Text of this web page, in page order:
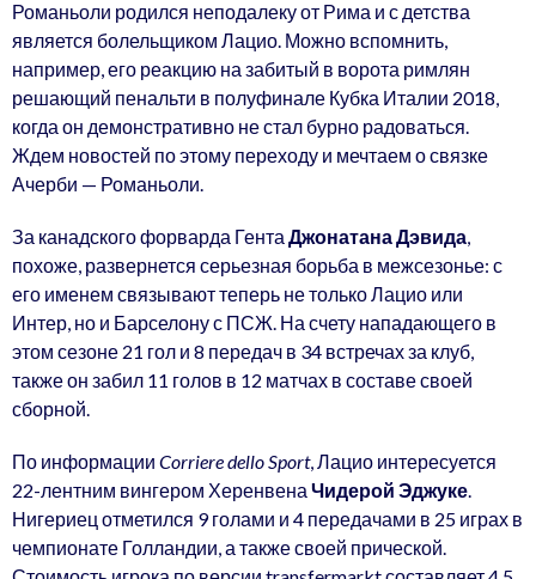
Романьоли родился неподалеку от Рима и с детства
является болельщиком Лацио. Можно вспомнить,
например, его реакцию на забитый в ворота римлян
решающий пенальти в полуфинале Кубка Италии 2018,
когда он демонстративно не стал бурно радоваться.
Ждем новостей по этому переходу и мечтаем о связке
Ачерби — Романьоли.
За канадского форварда Гента Джонатана Дэвида,
похоже, развернется серьезная борьба в межсезонье: с
его именем связывают теперь не только Лацио или
Интер, но и Барселону с ПСЖ. На счету нападающего в
этом сезоне 21 гол и 8 передач в 34 встречах за клуб,
также он забил 11 голов в 12 матчах в составе своей
сборной.
По информации Corriere dello Sport, Лацио интересуется
22-лентним вингером Херенвена Чидерой Эджуке.
Нигериец отметился 9 голами и 4 передачами в 25 играх в
чемпионате Голландии, а также своей прической.